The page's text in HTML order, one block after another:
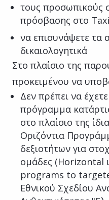
τους προσωπικούς
πρόσβασης στο
να επισυνάψετε τα
δικαιολογητικά
Στο πλαίσιο της
προκειμένου να
Δεν πρέπει να
πρόγραμμα
στο πλαίσιο της
Οριζόντια
δεξιοτήτων για
ομάδες
programs to
Εθνικού Σχεδίου